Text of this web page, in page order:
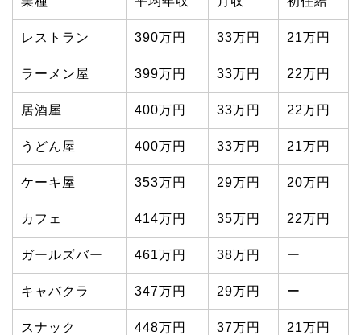
レストラン 390万円 33万円 21万円
ラーメン屋 399万円 33万円 22万円
居酒屋 400万円 33万円 22万円
うどん屋 400万円 33万円 21万円
ケーキ屋 353万円 29万円 20万円
カフェ 414万円 35万円 22万円
ガールズバー 461万円 38万円 ー
キャバクラ 347万円 29万円 ー
スナック 448万円 37万円 21万円